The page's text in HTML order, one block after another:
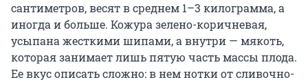
сантиметров, весят в среднем 1–3 килограмма, а
иногда и больше. Кожура зелено-коричневая,
усыпана жесткими шипами, а внутри — мякоть,
которая занимает лишь пятую часть массы плода.
Ее вкус описать сложно: в нем нотки от сливочно-